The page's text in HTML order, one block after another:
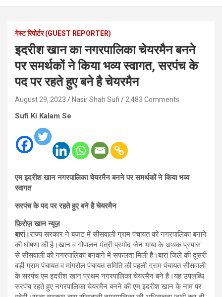
गेस्ट रिपोर्टर (GUEST REPORTER)
इदरीश खान का नगरपालिका चेयरमैन बनने
पर समर्थकों ने किया भव्य स्वागत, सरपंच के
पद पर रहते हुए बने है चेयरमैन
August 29, 2023 Nasir Shah Sufi 2,483 Comments
Sufi Ki Kalam Se
एम इदरीश खान नगरपालिका चेयरमैन बनने पर समर्थकों ने किया भव्य
स्वागत
सरपंच के पद पर रहते हुए बने है चेयरमैन
फ़िरोज़ खान न्यूज़
बारां।राज्य सरकार ने बजट में सीसवाली ग्राम पंचायत को नगरपालिका बनाने
की घोषणा की है।खान व गोपालन मंत्री प्रमोद जैन भाया के अथक प्रयास
से सीसवाली को नगरपालिका बनवाने में सफलता मिली है।बारां जिले की दूसरी
बड़ी ग्राम पंचायत व मांगरोल पंचायत समिति की पहली ग्राम पंचायत सीसवाली
के सरपंच एम इदरीश खान प्रथम नगरपालिका चेयरमैन बने है।यह उपलब्धि
सरपंच रहते हुए नगरपालिका चेयरमैन बनने की एम इदरीश खान के नाम पर